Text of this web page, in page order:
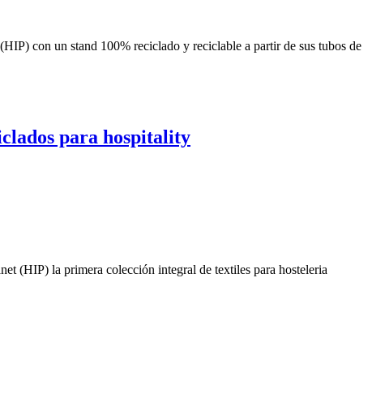
con un stand 100% reciclado y reciclable a partir de sus tubos de
para hospitality
(HIP) la primera colección integral de textiles para hosteleria